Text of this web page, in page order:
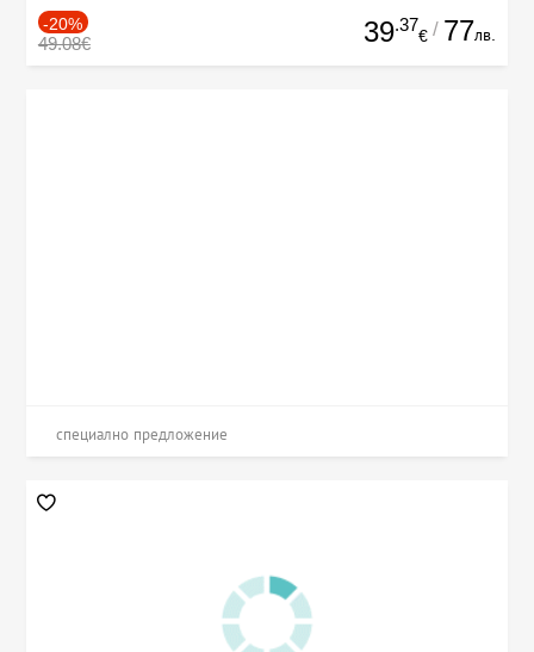
-20%
49.08€ 39.37
€ / 77лв.
специално предложение